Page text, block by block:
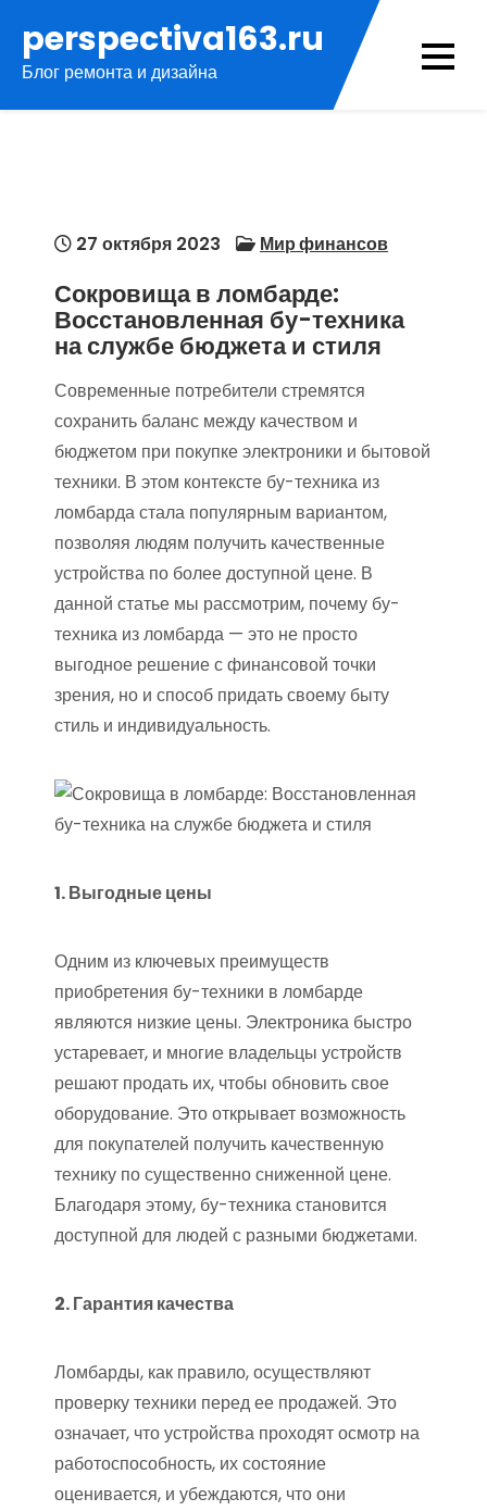
содержимому
perspectiva163.ru
Блог ремонта и дизайна
27 октября 2023 Мир финансов
Сокровища в ломбарде:
Восстановленная бу-техника
на службе бюджета и стиля
Современные потребители стремятся
сохранить баланс между качеством и
бюджетом при покупке электроники и бытовой
техники. В этом контексте бу-техника из
ломбарда стала популярным вариантом,
позволяя людям получить качественные
устройства по более доступной цене. В
данной статье мы рассмотрим, почему бу-
техника из ломбарда — это не просто
выгодное решение с финансовой точки
зрения, но и способ придать своему быту
стиль и индивидуальность.
1. Выгодные цены
Одним из ключевых преимуществ
приобретения бу-техники в ломбарде
являются низкие цены. Электроника быстро
устаревает, и многие владельцы устройств
решают продать их, чтобы обновить свое
оборудование. Это открывает возможность
для покупателей получить качественную
технику по существенно сниженной цене.
Благодаря этому, бу-техника становится
доступной для людей с разными бюджетами.
2. Гарантия качества
Ломбарды, как правило, осуществляют
проверку техники перед ее продажей. Это
означает, что устройства проходят осмотр на
работоспособность, их состояние
оценивается, и убеждаются, что они